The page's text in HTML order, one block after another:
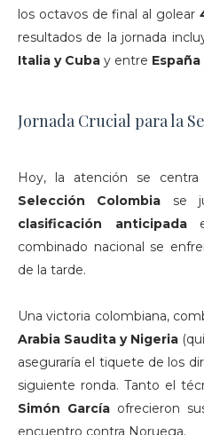
los octavos de final al golear
resultados de la jornada
Italia y Cuba y entre
Jornada Crucial para la
Hoy, la atención se
Selección Colombia se
clasificación anticipada
combinado nacional se
de la tarde.
Una victoria colombiana,
Arabia Saudita y Nigeria
aseguraría el tiquete de los
siguiente ronda. Tanto el
Simón García ofrecieron
encuentro contra Noruega.